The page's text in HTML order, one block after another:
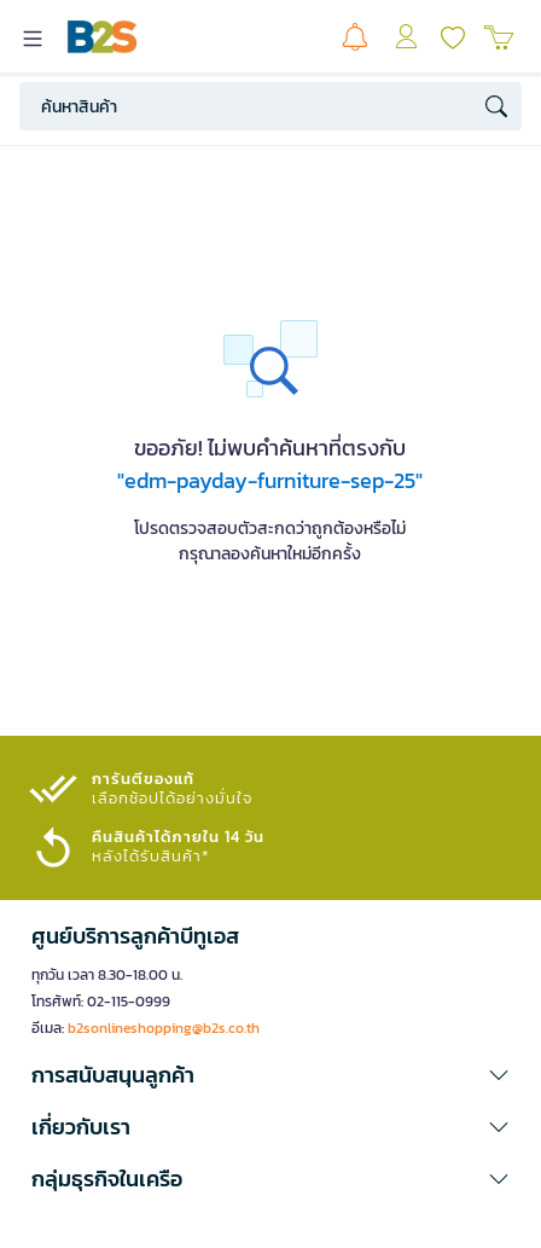
ขออภัย! ไม่พบคำค้นหาที่ตรงกับ
"edm-payday-furniture-sep-25"
โปรดตรวจสอบตัวสะกดว่าถูกต้องหรือไม่
กรุณาลองค้นหาใหม่อีกครั้ง
การันตีของแท้
เลือกช้อปได้อย่างมั่นใจ​
คืนสินค้าได้ภายใน 14 วัน
หลังได้รับสินค้า*
ศูนย์บริการลูกค้าบีทูเอส
ทุกวัน เวลา 8.30-18.00 น.
โทรศัพท์: 02-115-0999
อีเมล:b2sonlineshopping@b2s.co.th
การสนับสนุนลูกค้า
เกี่ยวกับเรา
กลุ่มธุรกิจในเครือ